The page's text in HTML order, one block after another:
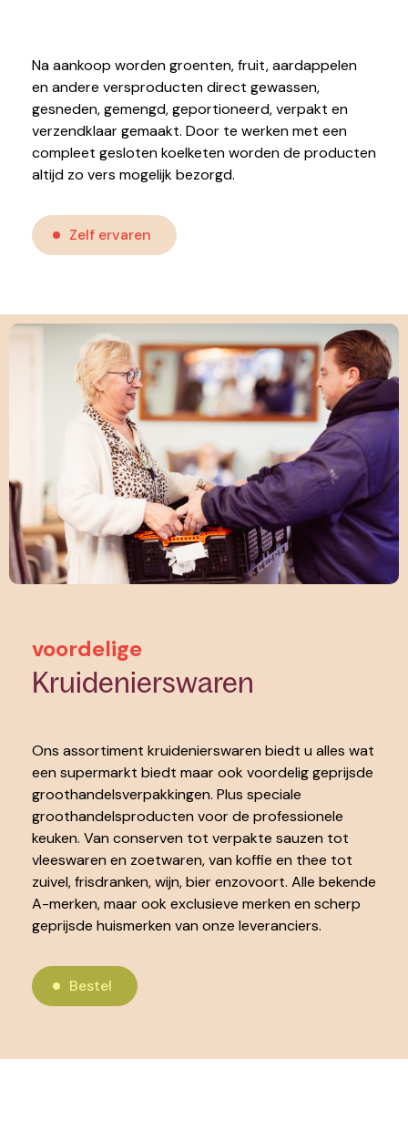
Na aankoop worden groenten, fruit, aardappelen
en andere versproducten direct gewassen,
gesneden, gemengd, geportioneerd, verpakt en
verzendklaar gemaakt. Door te werken met een
compleet gesloten koelketen worden de producten
altijd zo vers mogelijk bezorgd.
Zelf ervaren
voordelige
Kruidenierswaren
Ons assortiment kruidenierswaren biedt u alles wat
een supermarkt biedt maar ook voordelig geprijsde
groothandelsverpakkingen. Plus speciale
groothandelsproducten voor de professionele
keuken. Van conserven tot verpakte sauzen tot
vleeswaren en zoetwaren, van koffie en thee tot
zuivel, frisdranken, wijn, bier enzovoort. Alle bekende
A-merken, maar ook exclusieve merken en scherp
geprijsde huismerken van onze leveranciers.
Bestel